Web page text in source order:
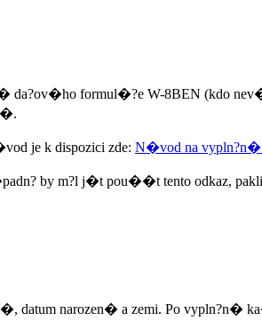
formul�?e W-8BEN (kdo nev�
je k dispozici zde: N�vod na
by m?l j�t pou��t tento odkaz,
datum narozen� a zemi. Po vypln?n�